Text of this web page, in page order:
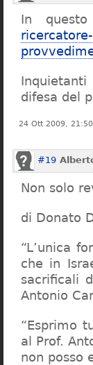
In
difesa del
24 Ott 2009, 21:50
#19
Non solo
di Donato
“L’unica
che in
sacrificali
Antonio
“Esprimo
al Prof.
non posso